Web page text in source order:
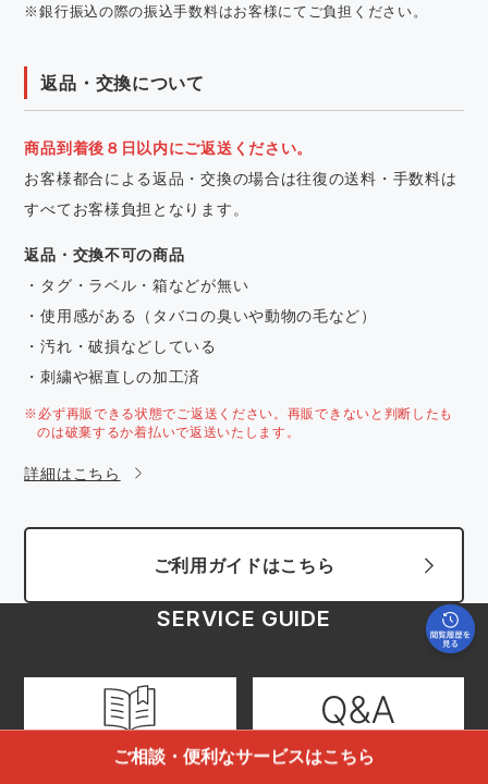
ご相談・便利なサービスはこちら
※銀行振込の際の振込手数料はお客様にてご負担ください。
返品・交換について
商品到着後８日以内にご返送ください。
お客様都合による返品・交換の場合は往復の送料・手数料は
すべてお客様負担となります。
返品・交換不可の商品
・タグ・ラベル・箱などが無い
・使用感がある（タバコの臭いや動物の毛など）
・汚れ・破損などしている
・刺繍や裾直しの加工済
※必ず再販できる状態でご返送ください。再販できないと判断したも
のは破棄するか着払いで返送いたします。
詳細はこちら
ご利用ガイドはこちら
SERVICE GUIDE
ご利用ガイド よくあるご質問